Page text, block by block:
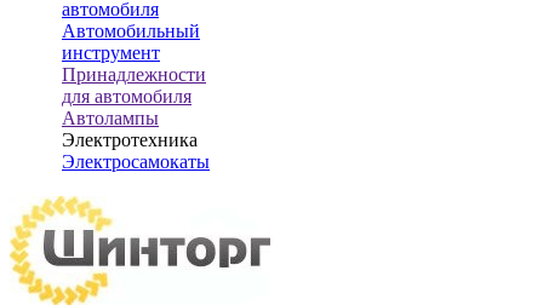
автомобиля
Автомобильный
инструмент
Принадлежности
для автомобиля
Автолампы
Электротехника
Электросамокаты